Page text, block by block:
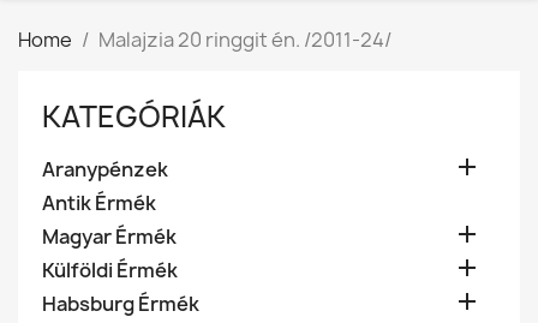
Home Malajzia 20 ringgit én. /2011-24/
KATEGÓRIÁK
Aranypénzek 
Antik Érmék
Magyar Érmék

Külföldi Érmék 
Habsburg Érmék 